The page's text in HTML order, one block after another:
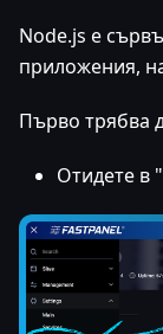
Node.js е
приложения,
Първо трябва
Отидете в "